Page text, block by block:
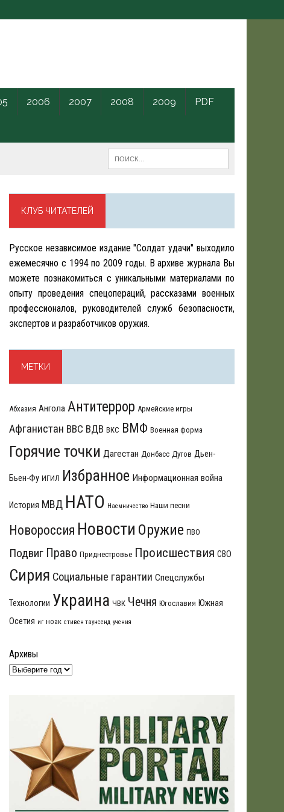
2006 2007 2008 2009 PDF
КЛУБ ЧИТАТЕЛЕЙ
Русское независимое издание "Солдат удачи" выходило
ежемесячно с 1994 по 2009 годы. В архиве журнала Вы
можете познакомиться с уникальными материалами по
опыту проведения спецопераций, рассказами военных
профессионалов, руководителей служб безопасности,
экспертов и разработчиков оружия.
МЕТКИ
Абхазия Ангола Антитеррор Армейские игры
Афганистан ВВС ВДВ ВКС ВМФ Военная форма
Горячие точки Дагестан Донбасс Дутов Дьен-
Бьен-Фу ИГИЛ Избранное Информационная война
История МВД НАТО Наемничество Наши песни
Новороссия Новости Оружие ПВО
Подвиг Право Приднестровье Происшествия СВО
Сирия Социальные гарантии Спецслужбы
Технологии Украина ЧВК Чечня Югославия Южная
Осетия иг ноак стивен таунсенд учения
Архивы